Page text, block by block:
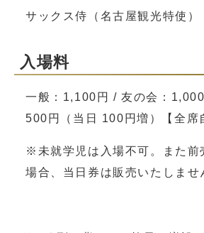
サックス侍（名古屋観光特使）
入場料
一般：1,100円 / 友の会：1,000
500円（当日 100円増）【全席
※未就学児は入場不可。また前
場合、当日券は販売いたしませ